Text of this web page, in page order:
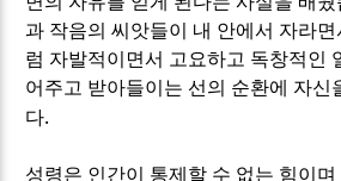
과 작음의 씨앗들이 내 안에서 자라
럼 자발적이면서 고요하고 독창적인
어주고 받아들이는 선의 순환에 자신
다.
성령은 인간이 통제할 수 없는 힘이